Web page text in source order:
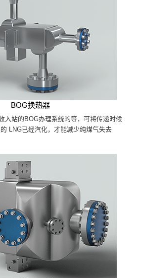
BOG换热器
入站的BOG办理系统的等，可将传递时候
LNG已经汽化，才能减少纯煤气失去